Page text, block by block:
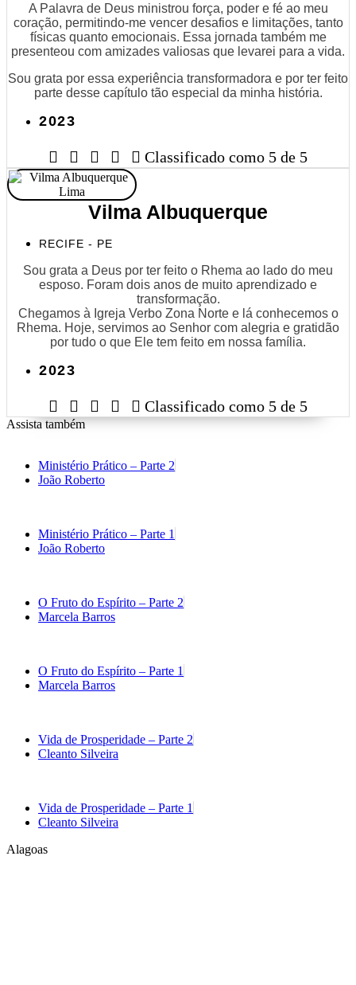
A Palavra de Deus ministrou força, poder e fé ao meu
coração, permitindo-me vencer desafios e limitações, tanto
físicas quanto emocionais. Essa jornada também me
presenteou com amizades valiosas que levarei para a vida.
Sou grata por essa experiência transformadora e por ter feito
parte desse capítulo tão especial da minha história.
2023
     Classificado como 5 de 5
Vilma Albuquerque
RECIFE - PE
Sou grata a Deus por ter feito o Rhema ao lado do meu
esposo. Foram dois anos de muito aprendizado e
transformação.
Chegamos à Igreja Verbo Zona Norte e lá conhecemos o
Rhema. Hoje, servimos ao Senhor com alegria e gratidão
por tudo o que Ele tem feito em nossa família.
2023
     Classificado como 5 de 5
Assista também
Ministério Prático – Parte 2
João Roberto
Ministério Prático – Parte 1
João Roberto
O Fruto do Espírito – Parte 2
Marcela Barros
O Fruto do Espírito – Parte 1
Marcela Barros
Vida de Prosperidade – Parte 2
Cleanto Silveira
Vida de Prosperidade – Parte 1
Cleanto Silveira
Alagoas